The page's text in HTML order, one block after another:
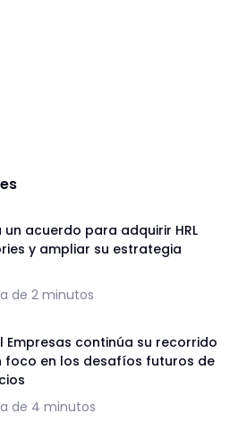
un acuerdo para adquirir HRL
y ampliar su estrategia
de 2 minutos
Empresas continúa su recorrido
foco en los desafíos futuros de
de 4 minutos